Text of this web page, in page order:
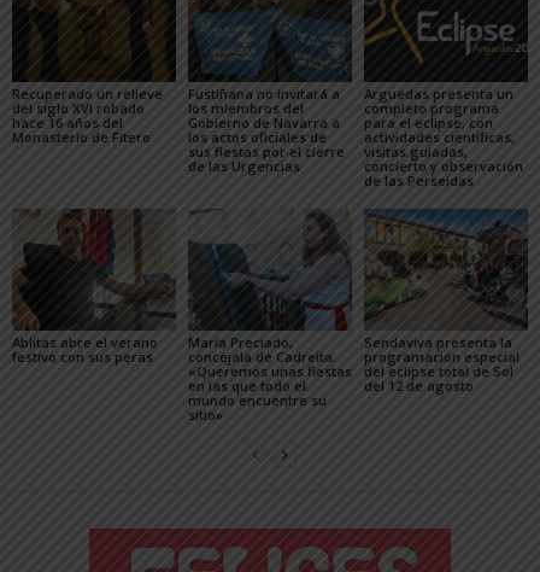
Recuperado un relieve
del siglo XVI robado
hace 16 años del
Monasterio de Fitero
Fustiñana no invitará a
los miembros del
Gobierno de Navarra a
los actos oficiales de
sus fiestas por el cierre
de las Urgencias
Arguedas presenta un
completo programa
para el eclipse, con
actividades científicas,
visitas guiadas,
concierto y observación
de las Perseidas
Ablitas abre el verano
festivo con sus peras
María Preciado,
concejala de Cadreita:
«Queremos unas fiestas
en las que todo el
mundo encuentre su
sitio»
Sendaviva presenta la
programación especial
del eclipse total de Sol
del 12 de agosto